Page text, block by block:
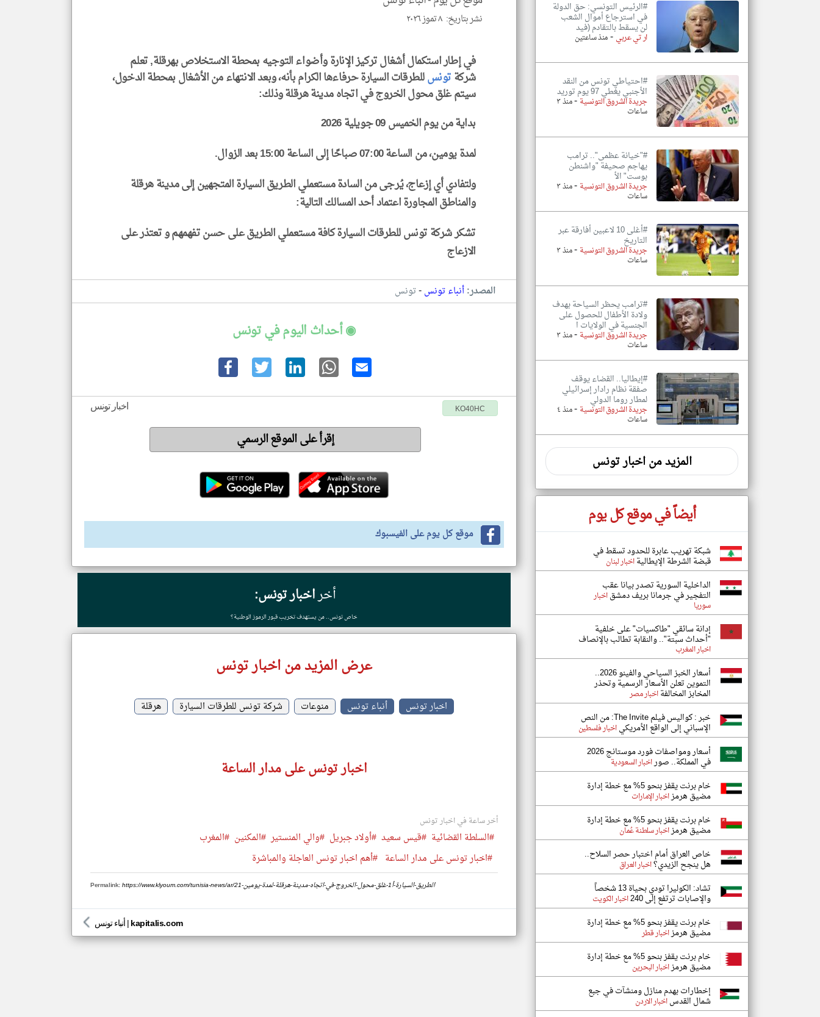
نشر بتاريخ: ٨ تموز ٢٠٢٦
في إطار استكمال أشغال تركيز الإنارة وأضواء التوجيه بمحطة الاستخلاص بهرقلة, تعلم
شركةتونسللطرقات السيارة حرفاءها الكرام بأنه، وبعد الانتهاء من الأشغال بمحطة الدخول،
سيتم غلق محول الخروج في اتجاه مدينة هرقلة وذلك:
بداية من يوم الخميس 09 جويلية 2026
لمدة يومين، من الساعة 07:00 صباحًا إلى الساعة 15:00 بعد الزوال.
ولتفادي أي إزعاج، يُرجى من السادة مستعملي الطريق السيارة المتجهين إلى مدينة هرقلة
والمناطق المجاورة اعتماد أحد المسالك التالية:
تشكر شركة تونس للطرقات السيارة كافة مستعملي الطريق على حسن تفهمهم و تعتذر على
الازعاج
المصدر:أنباء تونس-تونس
◉ أحداث اليوم في تونس
اخبار تونس KO40HC
إقرأ على الموقع الرسمي
موقع كل يوم على الفيسبوك
أخراخبار تونس:
خاص تونس.. من يستهدف تخريب قبور الرموز الوطنية؟
عرض المزيد من اخبار تونس
اخبار تونس أنباء تونس منوعات شركة تونس للطرقات السيارة هرقلة
اخبار تونس على مدار الساعة
أخر ساعة في اخبار تونس
#السلطة القضائية #قيس سعيد #أولاد جبريل #والي المنستير #المكنين #المغرب
#اخبار تونس على مدار الساعة #أهم اخبار تونس العاجلة والمباشرة
Permalink: https://www.klyoum.com/tunisia-news/ar/21-الطريق-السيارة-أ1-غلق-محول-الخروج-في-اتجاه-مدينة-هرقلة-لمدة-يومين
أنباء تونس | kapitalis.com
#الرئيس التونسي: حق الدولة
في استرجاع أموال الشعب
لن يسقط بالتقادم (فيد
ار تي عربي-منذ ساعتين
#احتياطي تونس من النقد
الأجنبي يغطي 97 يوم توريد
جريدة الشروق التونسية- منذ ٣
ساعات
#"خيانة عظمى".. ترامب
يهاجم صحيفة "واشنطن
بوست" الأ
جريدة الشروق التونسية - منذ ٣
ساعات
#أغلى 10 لاعبين أفارقة عبر
التاريخ
جريدة الشروق التونسية - منذ ٣
ساعات
#ترامب يحظر السياحة بهدف
ولادة الأطفال للحصول على
الجنسية في الولايات ا
جريدة الشروق التونسية - منذ ٣
ساعات
#إيطاليا.. القضاء يوقف
صفقة نظام رادار إسرائيلي
لمطار روما الدولي
جريدة الشروق التونسية - منذ ٤
ساعات
المزيد من اخبار تونس
أيضاً في موقع كل يوم
شبكة تهريب عابرة للحدود تسقط في
قبضة الشرطة الإيطاليةاخبار لبنان
الداخلية السورية تصدر بيانا عقب
التفجير في جرمانا بريف دمشقاخبار
سوريا
إدانة سائقي "طاكسيات" على خلفية
"أحداث سبتة".. والنقابة تطالب بالإنصاف
اخبار المغرب
أسعار الخبز السياحي والفينو 2026..
التموين تعلن الأسعار الرسمية وتحذر
المخابز المخالفةاخبار مصر
خبر : كواليس فيلم The Invite: من النص
الإسباني إلى الواقع الأمريكياخبار فلسطين
أسعار ومواصفات فورد موستانج 2026
في المملكة.. صوراخبار السعودية
خام برنت يقفز بنحو 5% مع خطة إدارة
مضيق هرمزاخبار الإمارات
خام برنت يقفز بنحو 5% مع خطة إدارة
مضيق هرمزاخبار سلطنة عُمان
خاص العراق أمام اختبار حصر السلاح..
هل ينجح الزيدي؟اخبار العراق
تشاد: الكوليرا تودي بحياة 13 شخصاً
والإصابات ترتفع إلى 240 اخبار الكويت
خام برنت يقفز بنحو 5% مع خطة إدارة
مضيق هرمزاخبار قطر
خام برنت يقفز بنحو 5% مع خطة إدارة
مضيق هرمزاخبار البحرين
إخطارات بهدم منازل ومنشآت في جبع
شمال القدساخبار الاردن